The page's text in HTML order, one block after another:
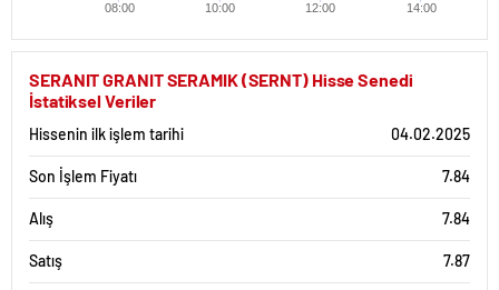
08:00 10:00 12:00 14:00
SERANIT GRANIT SERAMIK (SERNT) Hisse Senedi
İstatiksel Veriler
Hissenin ilk işlem tarihi 04.02.2025
Son İşlem Fiyatı 7.84
Alış 7.84
Satış 7.87